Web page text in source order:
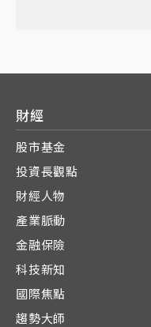
財經
股市基金
投資長觀點
財經人物
產業脈動
金融保險
科技新知
國際焦點
趨勢大師